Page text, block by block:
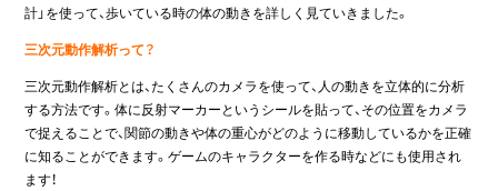
計」を使って、歩いている時の体の動きを詳しく見ていきました。
三次元動作解析って？
三次元動作解析とは、たくさんのカメラを使って、人の動きを立体的に分析
する方法です。体に反射マーカーというシールを貼って、その位置をカメラ
で捉えることで、関節の動きや体の重心がどのように移動しているかを正確
に知ることができます。ゲームのキャラクターを作る時などにも使用され
ます！